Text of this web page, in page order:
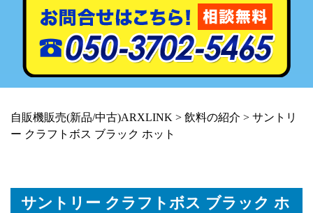
自販機販売(新品/中古)ARXLINK > 飲料の紹介 > サントリ
ー クラフトボス ブラック ホット
サントリー クラフトボス ブラック ホ